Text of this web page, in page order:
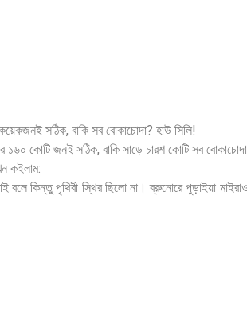
সঠিক, বাকি সব বোকাচোদা? হাউ সিলি!
কোটি জনই সঠিক, বাকি সাড়ে চারশ কোটি সব
কইলাম:
কিন্তু পৃথিবী স্থির ছিলো না। ব্রুনোরে পুড়াইয়া মাইরাও